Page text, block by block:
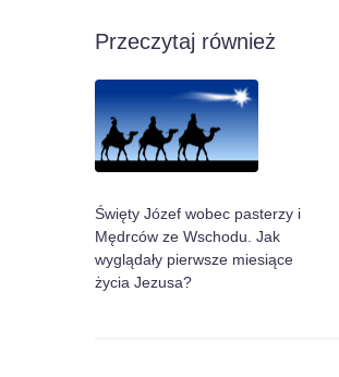
Przeczytaj również
Święty Józef wobec pasterzy i
Mędrców ze Wschodu. Jak
wyglądały pierwsze miesiące
życia Jezusa?